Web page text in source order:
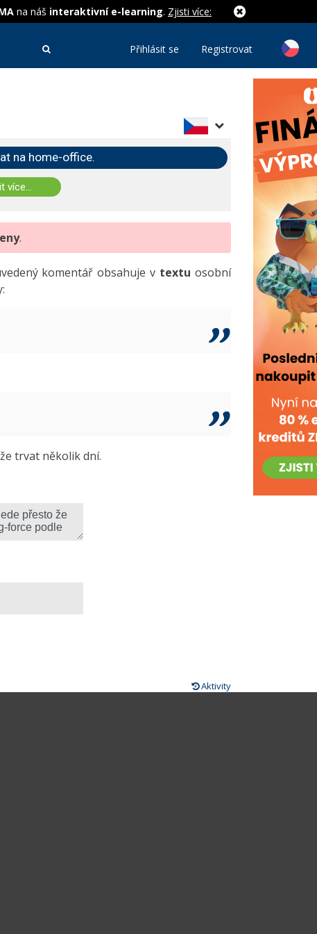
na náš interaktivní e-learning. Zjisti více:
Přihlásit se Registrovat
na home-office.
více...
.
komentář obsahuje v textu osobní
trvat několik dní.
Aktivity